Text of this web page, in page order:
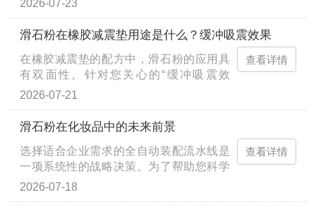
2026-07-23
滑石粉在橡胶减震垫用途是什么？缓冲吸震效果
在橡胶减震垫的配方中，滑石粉的应用具
有双面性。针对您关心的“缓冲吸震效
果”，其具体作用如下： 1. 对缓冲吸震效
2026-07-21
查看详情
滑石粉在化妆品中的未来前景
选择适合企业需求的全自动装配流水线是
一项系统性的战略决策。为了帮助您科学
选型，避免常见的投资误区，建议遵循以
2026-07-18
查看详情